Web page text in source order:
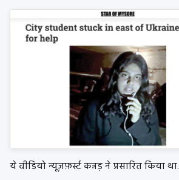
ये वीडियो न्यूज़फ़र्स्ट कन्नड़ ने प्रसारित किया था.